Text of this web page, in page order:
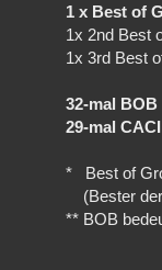
1 x Best of
1x 2nd Best
1x 3rd Best
32-mal BOB
29-mal
* Best of
(Bester der
** BOB